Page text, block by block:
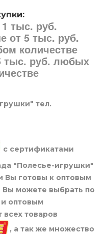
тыс. руб.
от 5 тыс. руб.
количестве
тыс. руб. любых
тел.
с сертификатами
"Полесье-игрушки"
Вы готовы к оптовым
Вы можете выбрать по
оптовым
товаров
, а так же множество